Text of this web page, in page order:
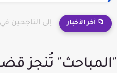
📁 آخر الأخبار
"المباحث" تُنجز